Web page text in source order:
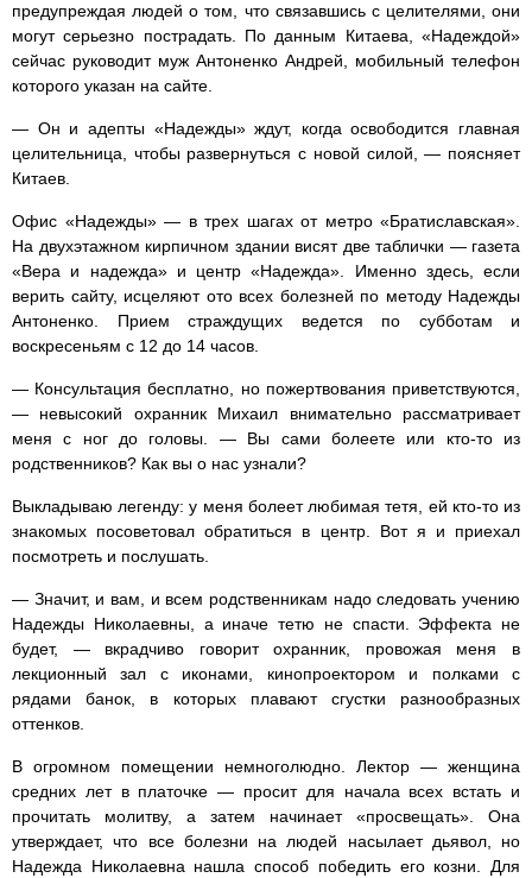
предупреждая людей о том, что связавшись с целителями, они
могут серьезно пострадать. По данным Китаева, «Надеждой»
сейчас руководит муж Антоненко Андрей, мобильный телефон
которого указан на сайте.
— Он и адепты «Надежды» ждут, когда освободится главная
целительница, чтобы развернуться с новой силой, — поясняет
Китаев.
Офис «Надежды» — в трех шагах от метро «Братиславская».
На двухэтажном кирпичном здании висят две таблички — газета
«Вера и надежда» и центр «Надежда». Именно здесь, если
верить сайту, исцеляют ото всех болезней по методу Надежды
Антоненко. Прием страждущих ведется по субботам и
воскресеньям с 12 до 14 часов.
— Консультация бесплатно, но пожертвования приветствуются,
— невысокий охранник Михаил внимательно рассматривает
меня с ног до головы. — Вы сами болеете или кто-то из
родственников? Как вы о нас узнали?
Выкладываю легенду: у меня болеет любимая тетя, ей кто-то из
знакомых посоветовал обратиться в центр. Вот я и приехал
посмотреть и послушать.
— Значит, и вам, и всем родственникам надо следовать учению
Надежды Николаевны, а иначе тетю не спасти. Эффекта не
будет, — вкрадчиво говорит охранник, провожая меня в
лекционный зал с иконами, кинопроектором и полками с
рядами банок, в которых плавают сгустки разнообразных
оттенков.
В огромном помещении немноголюдно. Лектор — женщина
средних лет в платочке — просит для начала всех встать и
прочитать молитву, а затем начинает «просвещать». Она
утверждает, что все болезни на людей насылает дьявол, но
Надежда Николаевна нашла способ победить его козни. Для